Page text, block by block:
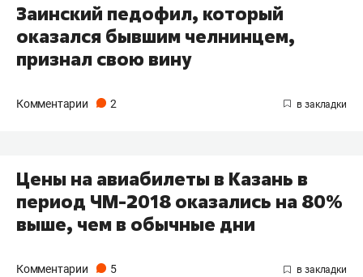
Заинский педофил, который
оказался бывшим челнинцем,
признал свою вину
Комментарии 2
Цены на авиабилеты в Казань в
период ЧМ-2018 оказались на 80%
выше, чем в обычные дни
Комментарии 5